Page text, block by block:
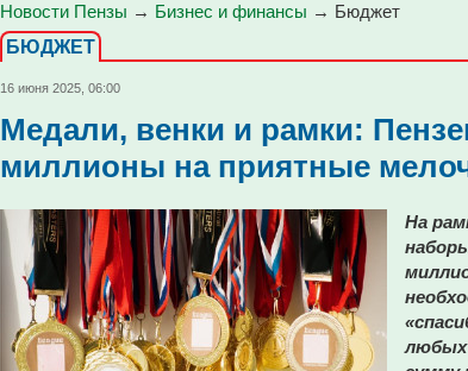
Новости Пензы → Бизнес и финансы → Бюджет
БЮДЖЕТ
16 июня 2025, 06:00
Медали, венки и рамки:
миллионы на приятные
На
любых